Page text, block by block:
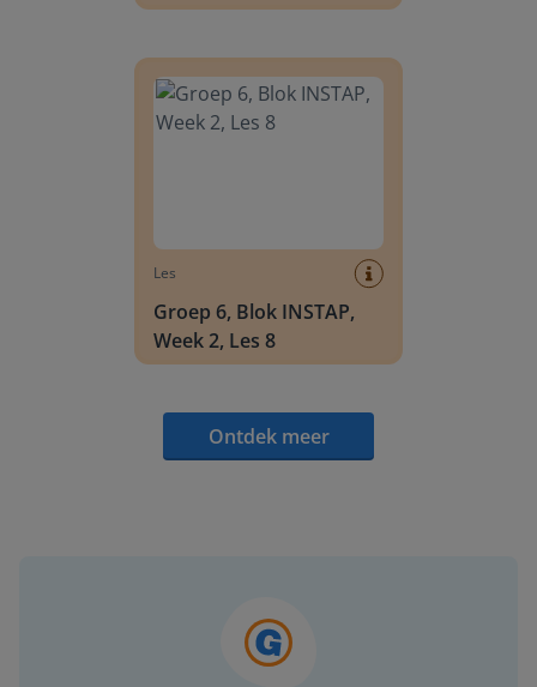
Les
Groep 6, Blok INSTAP,
Week 2, Les 8
Ontdek meer